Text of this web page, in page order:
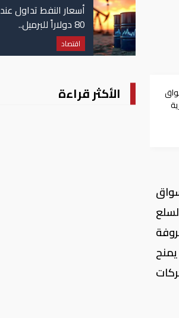
مؤشرًا وأشهر السلع
أسعار النفط تداول عند
80 دولاراً للبرميل..
وتراجع الأسهم
الأمريكية
اقتصاد
الأكثر قراءة